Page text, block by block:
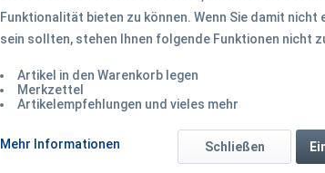
Funktionalität bieten zu können. Wenn Sie damit nicht
sein sollten, stehen Ihnen folgende Funktionen nicht
Artikel in den Warenkorb legen
Merkzettel
Artikelempfehlungen und vieles mehr
Mehr Informationen Schließen